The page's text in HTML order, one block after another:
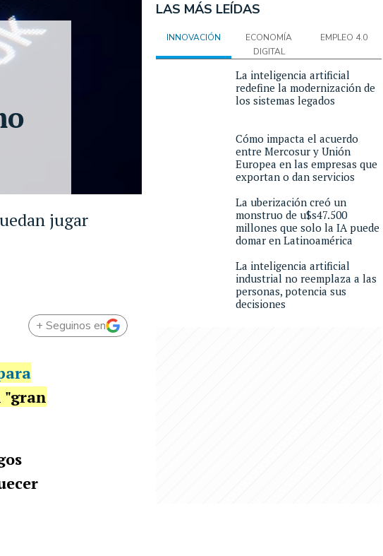
jugar
+ Seguinos en
"gran
LAS MÁS LEÍDAS
INNOVACIÓN
ECONOMÍA
DIGITAL
EMPLEO 4.0
La inteligencia artificial
redefine la modernización de
los sistemas legados
Cómo impacta el acuerdo
entre Mercosur y Unión
Europea en las empresas que
exportan o dan servicios
La uberización creó un
monstruo de u$s47.500
millones que solo la IA puede
domar en Latinoamérica
La inteligencia artificial
industrial no reemplaza a las
personas, potencia sus
decisiones